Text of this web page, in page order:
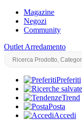
Magazine
Negozi
Community
Outlet Arredamento
Preferiti
Trend
Posta
Accedi